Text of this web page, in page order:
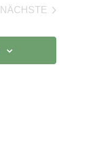
NÄCHSTE